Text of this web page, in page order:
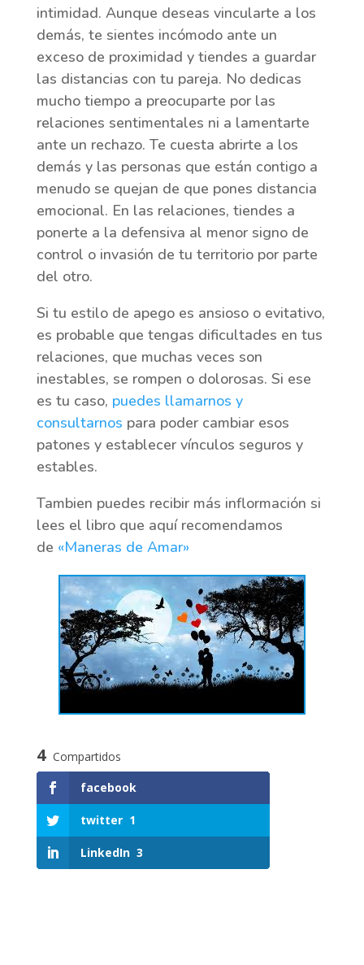
intimidad. Aunque deseas vincularte a los
demás, te sientes incómodo ante un
exceso de proximidad y tiendes a guardar
las distancias con tu pareja. No dedicas
mucho tiempo a preocuparte por las
relaciones sentimentales ni a lamentarte
ante un rechazo. Te cuesta abrirte a los
demás y las personas que están contigo a
menudo se quejan de que pones distancia
emocional. En las relaciones, tiendes a
ponerte a la defensiva al menor signo de
control o invasión de tu territorio por parte
del otro.
Si tu estilo de apego es ansioso o evitativo,
es probable que tengas dificultades en tus
relaciones, que muchas veces son
inestables, se rompen o dolorosas. Si ese
es tu caso, puedes llamarnos y
consultarnos para poder cambiar esos
patones y establecer vínculos seguros y
estables.
Tambien puedes recibir más inflormación si
lees el libro que aquí recomendamos
de «Maneras de Amar»
4 Compartidos
facebook
twitter 1
LinkedIn 3